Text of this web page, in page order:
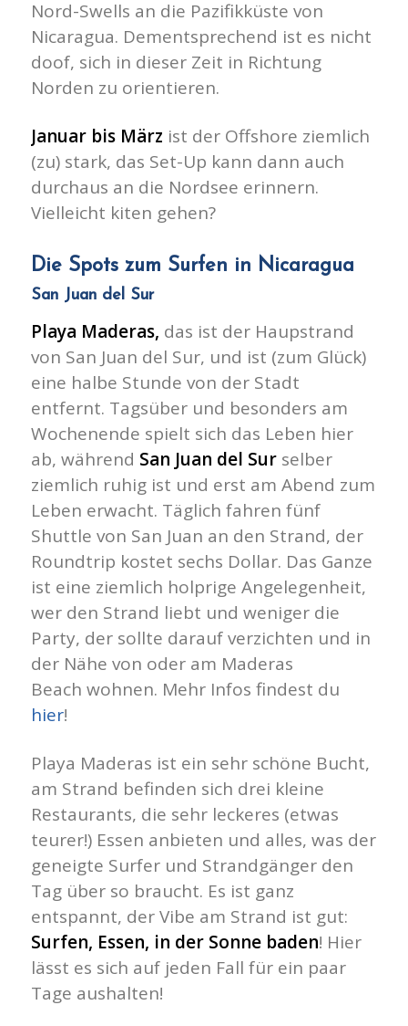
Nord-Swells an die Pazifikküste von
Nicaragua. Dementsprechend ist es nicht
doof, sich in dieser Zeit in Richtung
Norden zu orientieren.
Januar bis März ist der Offshore ziemlich
(zu) stark, das Set-Up kann dann auch
durchaus an die Nordsee erinnern.
Vielleicht kiten gehen?
Die Spots zum Surfen in Nicaragua
San Juan del Sur
Playa Maderas, das ist der Haupstrand
von San Juan del Sur, und ist (zum Glück)
eine halbe Stunde von der Stadt
entfernt. Tagsüber und besonders am
Wochenende spielt sich das Leben hier
ab, während San Juan del Surselber
ziemlich ruhig ist und erst am Abend zum
Leben erwacht. Täglich fahren fünf
Shuttle von San Juan an den Strand, der
Roundtrip kostet sechs Dollar. Das Ganze
ist eine ziemlich holprige Angelegenheit,
wer den Strand liebt und weniger die
Party, der sollte darauf verzichten und in
der Nähe von oder am Maderas
Beach wohnen. Mehr Infos findest du
hier!
Playa Maderas ist ein sehr schöne Bucht,
am Strand befinden sich drei kleine
Restaurants, die sehr leckeres (etwas
teurer!) Essen anbieten und alles, was der
geneigte Surfer und Strandgänger den
Tag über so braucht. Es ist ganz
entspannt, der Vibe am Strand ist gut:
Surfen, Essen, in der Sonne baden! Hier
lässt es sich auf jeden Fall für ein paar
Tage aushalten!